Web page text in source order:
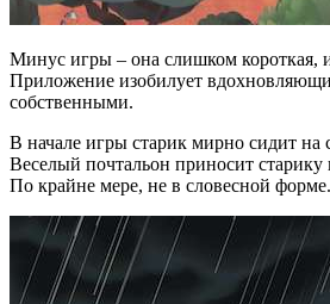
Минус игры – она слишком короткая,
Приложение изобилует
собственными.
В начале игры старик мирно сидит на
Веселый почтальон приносит старику
По крайне мере, не в словесной форме.